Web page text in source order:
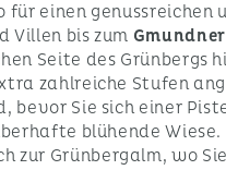
einen genussreichen
Villen bis zum
Seite des Grünbergs
zahlreiche Stufen
bevor Sie sich einer
blühende
zur Grünbergalm, wo